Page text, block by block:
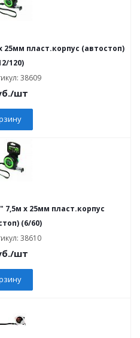
25мм пласт.корпус (автостоп)
120)
38609
/шт
7,5м х 25мм пласт.корпус
(6/60)
38610
/шт